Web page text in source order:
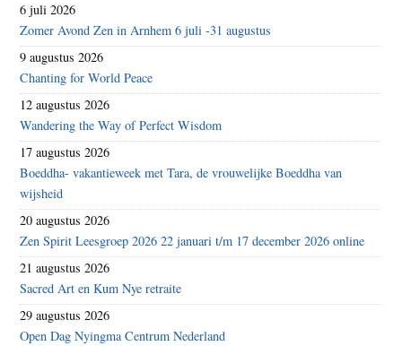
6 juli 2026
Zomer Avond Zen in Arnhem 6 juli -31 augustus
9 augustus 2026
Chanting for World Peace
12 augustus 2026
Wandering the Way of Perfect Wisdom
17 augustus 2026
Boeddha- vakantieweek met Tara, de vrouwelijke Boeddha van
wijsheid
20 augustus 2026
Zen Spirit Leesgroep 2026 22 januari t/m 17 december 2026 online
21 augustus 2026
Sacred Art en Kum Nye retraite
29 augustus 2026
Open Dag Nyingma Centrum Nederland